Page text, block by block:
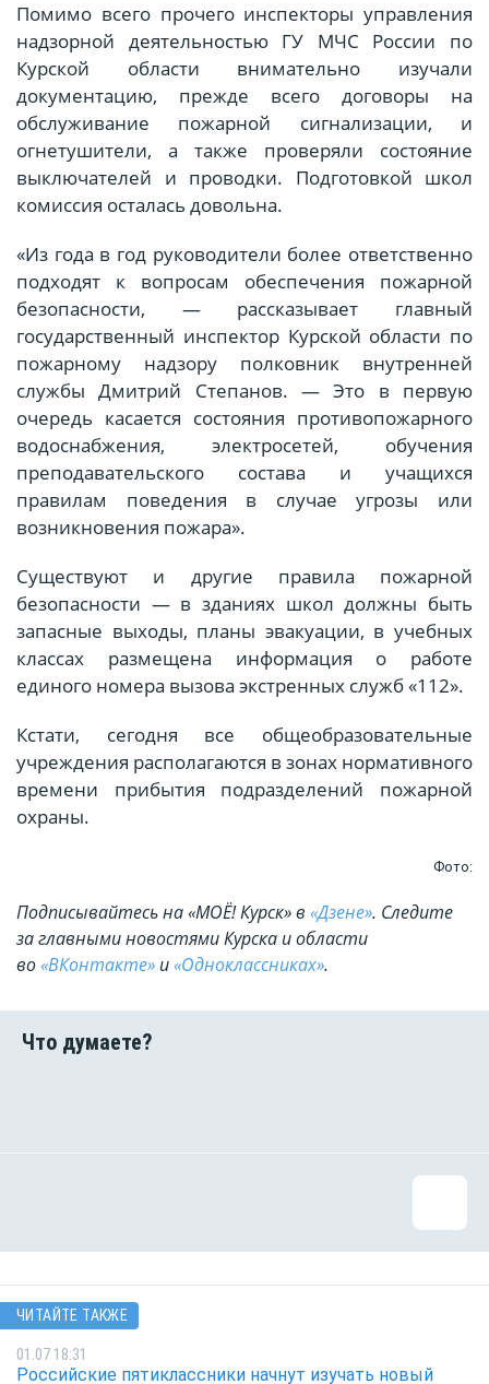
Помимо всего прочего инспекторы управления
надзорной деятельностью ГУ МЧС России по
Курской области внимательно изучали
документацию, прежде всего договоры на
обслуживание пожарной сигнализации, и
огнетушители, а также проверяли состояние
выключателей и проводки. Подготовкой школ
комиссия осталась довольна.
«Из года в год руководители более ответственно
подходят к вопросам обеспечения пожарной
безопасности, — рассказывает главный
государственный инспектор Курской области по
пожарному надзору полковник внутренней
службы Дмитрий Степанов. — Это в первую
очередь касается состояния противопожарного
водоснабжения, электросетей, обучения
преподавательского состава и учащихся
правилам поведения в случае угрозы или
возникновения пожара».
Существуют и другие правила пожарной
безопасности — в зданиях школ должны быть
запасные выходы, планы эвакуации, в учебных
классах размещена информация о работе
единого номера вызова экстренных служб «112».
Кстати, сегодня все общеобразовательные
учреждения располагаются в зонах нормативного
времени прибытия подразделений пожарной
охраны.
Фото:
Подписывайтесь на «МОЁ! Курск» в «Дзене». Cледите
за главными новостями Курска и области
во«ВКонтакте» и«Одноклассниках».
ЧИТАЙТЕ ТАКЖЕ
01.07 18:31
Российские пятиклассники начнут изучать новый